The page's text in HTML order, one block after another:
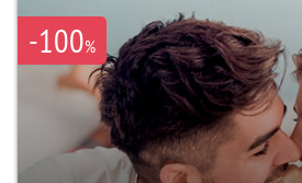
-100%